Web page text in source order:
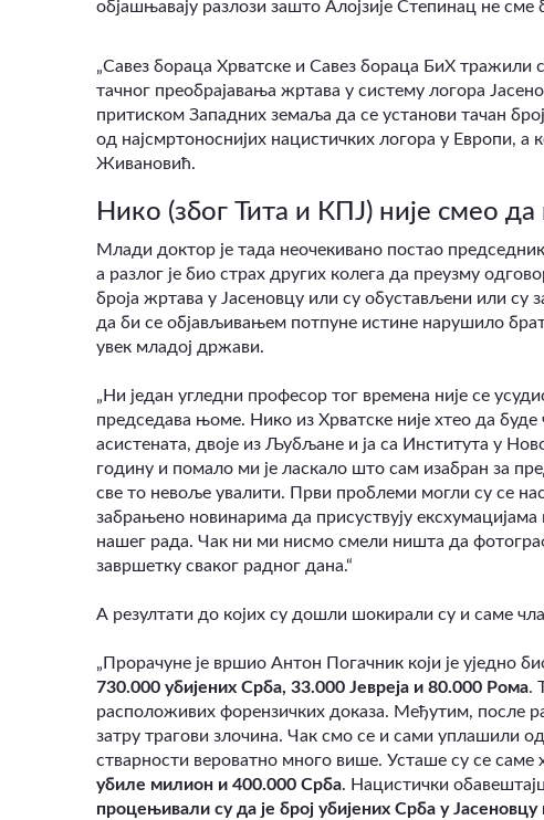
објашњавају разлози зашто Алојзије Степинац не сме
„Савез бораца Хрватске и Савез бораца БиХ
тачног преобрајавања жртава у систему логора
притиском Западних земаља да се установи тачан
од најсмртоноснијих нацистичких логора у Европи,
Живановић.
Нико (због Тита и КПЈ) није смео
Млади доктор је тада неочекивано постао
а разлог је био страх других колега да преузму
броја жртава у Јасеновцу или су обустављени или су
да би се објављивањем потпуне истине нарушило
увек младој држави.
„Ни један угледни професор тог времена није се
председава њоме. Нико из Хрватске није хтео да буде
асистената, двоје из Љубљане и ја са Института у
годину и помало ми је ласкало што сам изабран за
све то невоље увалити. Први проблеми могли су се
забрањено новинарима да присуствују
нашег рада. Чак ни ми нисмо смели ништа да
завршетку сваког радног дана.“
А резултати до којих су дошли шокирали су и саме
„Прорачуне је вршио Антон Погачник који је уједно
730.000 убијених Срба, 33.000 Јевреја и 80.000 Рома.
расположивих форензичких доказа. Међутим, после
затру трагови злочина. Чак смо се и сами уплашили
стварности вероватно много више. Усташе су се саме
убиле милион и 400.000 Срба. Нацистички
процењивали су да је број убијених Срба у